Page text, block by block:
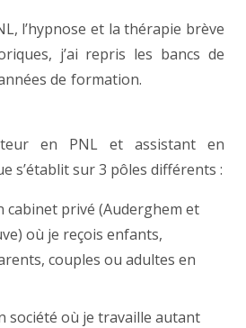
l’hypnose et la thérapie brève
j’ai repris les bancs de
de formation.
en PNL et assistant en
s’établit sur 3 pôles différents :
cabinet privé (Auderghem et
où je reçois enfants,
couples ou adultes en
société où je travaille autant